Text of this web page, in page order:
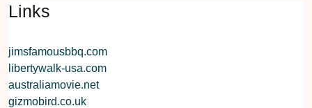
Links
jimsfamousbbq.com
libertywalk-usa.com
australiamovie.net
gizmobird.co.uk